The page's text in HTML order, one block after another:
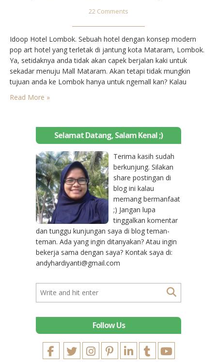
22 Comments
Idoop Hotel Lombok. Sebuah hotel dengan konsep modern
pop art hotel yang terletak di jantung kota Mataram, Lombok.
Ya, setidaknya anda tidak akan capek berjalan kaki untuk
sekadar menuju Mall Mataram. Akan tetapi tidak mungkin
tujuan anda ke Lombok hanya untuk ngemall kan? Kalau
memang mau menikmati Senggigi atau pantai-pantai di
kawasan selatan, maka skip saja hotel ini. Kecuali anda…
Read More »
Selamat Datang, Salam Kenal ;)
Terima kasih sudah
berkunjung. Silakan
share postingan di
blog ini kalau
memang bermanfaat
;) Jangan lupa
tinggalkan komentar
dan tunggu kunjungan saya di blog teman-
teman. Ada yang ingin ditanyakan? Atau ingin
bekerja sama dengan saya? Kontak saya di:
andyhardiyanti@gmail.com
Follow Us